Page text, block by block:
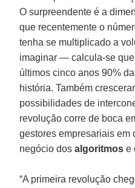
O surpreendente é a
que recentemente o
tenha se multiplicado a
imaginar — calcula-se
últimos cinco anos 90%
história. Também
possibilidades de
revolução corre de boca
gestores empresariais em
negócio dosalgoritmos e
“A primeira revolução